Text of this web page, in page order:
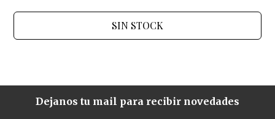
SIN STOCK
Dejanos tu mail para recibir novedades